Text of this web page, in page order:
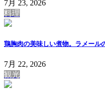
7月 23, 2026
料理
鶏胸肉の美味しい煮物。ラメール
7月 22, 2026
観光